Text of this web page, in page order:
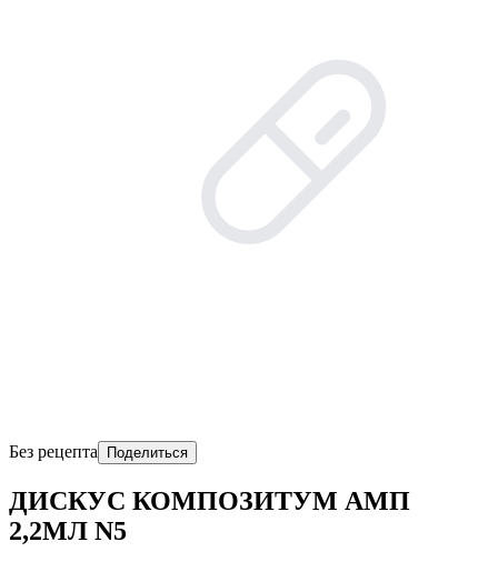
Без рецепта Поделиться
ДИСКУС КОМПОЗИТУМ АМП
2,2МЛ N5